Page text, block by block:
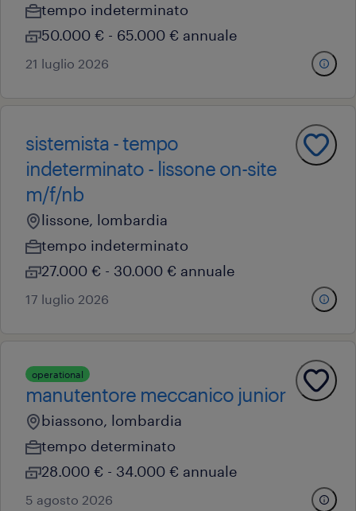
tempo indeterminato
50.000 € - 65.000 € annuale
21 luglio 2026
sistemista - tempo
indeterminato - lissone on-site
m/f/nb
lissone, lombardia
tempo indeterminato
27.000 € - 30.000 € annuale
17 luglio 2026
operational
manutentore meccanico junior
biassono, lombardia
tempo determinato
28.000 € - 34.000 € annuale
5 agosto 2026